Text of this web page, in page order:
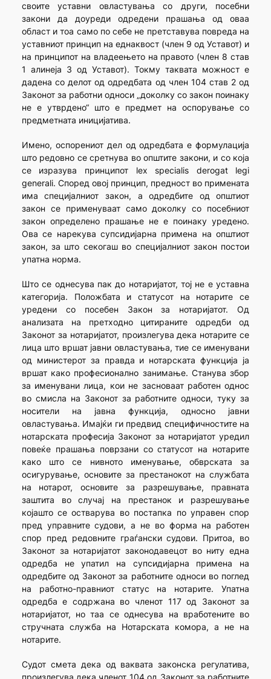
своите уставни овластувања со други, посебни
закони да доуреди одредени прашања од оваа
област и тоа само по себе не претставува повреда на
уставниот принцип на еднаквост (член 9 од Уставот) и
на принципот на владеењето на правото (член 8 став
1 алинеја 3 од Уставот). Токму таквата можност е
дадена со делот од одредбата од член 104 став 2 од
Законот за работни односи „доколку со закон поинаку
не е утврдено“ што е предмет на оспорување со
предметната иницијатива.
Имено, оспорениот дел од одредбата е формулација
што редовно се сретнува во општите закони, и со која
се изразува принципот lex specialis derogat legi
generali. Според овој принцип, предност во примената
има специјалниот закон, а одредбите од општиот
закон се применуваат само доколку со посебниот
закон определено прашање не е поинаку уредено.
Ова се нарекува супсидијарна примена на општиот
закон, за што секогаш во специјалниот закон постои
упатна норма.
Што се однесува пак до нотаријатот, тој не е уставна
категорија. Положбата и статусот на нотарите се
уредени со посебен Закон за нотаријатот. Од
анализата на претходно цитираните одредби од
Законот за нотаријатот, произлегува дека нотарите се
лица што вршат јавни овластувања, тие се именувани
од министерот за правда и нотарската функција ја
вршат како професионално занимање. Станува збор
за именувани лица, кои не засноваат работен однос
во смисла на Законот за работните односи, туку за
носители на јавна функција, односно јавни
овластувања. Имајќи ги предвид специфичностите на
нотарската професија Законот за нотаријатот уредил
повеќе прашања поврзани со статусот на нотарите
како што се нивното именување, обврската за
осигурување, основите за престанокот на службата
на нотарот, основите за разрешување, правната
заштита во случај на престанок и разрешување
којашто се остварува во постапка по управен спор
пред управните судови, а не во форма на работен
спор пред редовните граѓански судови. Притоа, во
Законот за нотаријатот законодавецот во ниту една
одредба не упатил на супсидијарна примена на
одредбите од Законот за работните односи во поглед
на работно-правниот статус на нотарите. Упатна
одредба е содржана во членот 117 од Законот за
нотаријатот, но таа се однесува на вработените во
стручната служба на Нотарската комора, а не на
нотарите.
Судот смета дека од ваквата законска регулатива,